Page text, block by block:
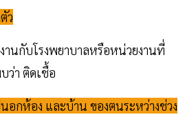
ว
านกับโรงพยาบาลหรือหน่วยงานที่
ว่า ติดเชื้อ
อกห้อง และบ้าน ของตนระหว่างช่วง